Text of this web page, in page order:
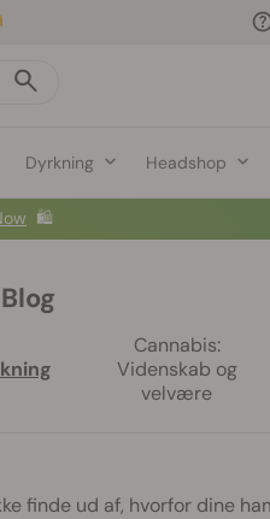
Dyrkning Headshop
🛍️
Cannabis:
Videnskab og
velvære
finde ud af, hvorfor dine